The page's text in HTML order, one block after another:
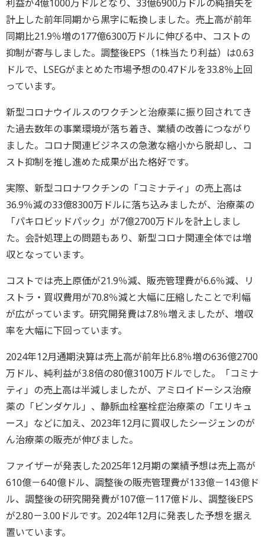
利益が4億1000万ドルとなり、33億6900万ドルの純損失を
計上した前年同期から黒字に転換しました。売上高が前年
同期比21.9％増の177億6300万ドルに伸びる中、コストの
抑制が寄与しました。調整後EPS（1株当たり利益）は0.63
ドルで、LSEGがまとめた市場予想の0.47ドルを33.8％上回
っています。
新型コロナウイルスのワクチンと治療薬に振り回されてき
た過去数年の事業環境が落ち着き、業績の改善につながり
ました。コロナ関連ビジネスの急激な縮小から脱却し、コ
スト抑制を推し進めた成果が出た格好です。
実際、新型コロナワクチンの「コミナティ」の売上高は
36.9％減の33億8300万ドルに落ち込みましたが、治療薬の
「パキロビッドパック」が7億2700万ドルを計上しまし
た。会計処理上の問題もあり、新型コロナ関連全体では増
収となっています。
コストでは売上原価が21.9％減、販売管理費が6.6％減、リ
ストラ・買収費用が70.8％減と大幅に圧縮したことで利幅
が広がっています。研究開発費は7.8％増えましたが、増収
率を大幅に下回っています。
2024年12月通期決算は売上高が前年比6.8％増の636億2700
万ドル、純利益が3.8倍の80億3100万ドルでした。「コミナ
ティ」の売上高は半減しましたが、アミロイドーシス治療
薬の「ビンダケル」、静脈血栓塞栓症治療薬の「エリキュ
ース」などに加え、2023年12月に買収したシージェンのが
ん治療薬の販売が伸びました。
ファイザーが発表した2025年12月期の業績予想は売上高が
610億－640億ドル、調整後の販売管理費が133億－143億ド
ル、調整後の研究開発費が107億－117億ドル、調整後EPS
が2.80－3.00ドルです。2024年12月に発表した予想を据え
置いています。